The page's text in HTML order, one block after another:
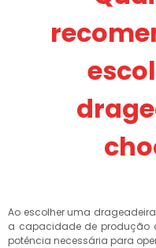
Ao escolher uma
a capacidade de produção
potência necessária para